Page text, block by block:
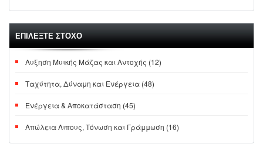
ΕΠΙΛΕΞΤΕ ΣΤΟΧΟ
Αυξηση Μυικής Μάζας και Αντοχής (12)
Ταχύτητα, Δύναμη και Ενέργεια (48)
Ενέργεια & Αποκατάσταση (45)
Απώλεια Λιπους, Τόνωση και Γράμμωση (16)